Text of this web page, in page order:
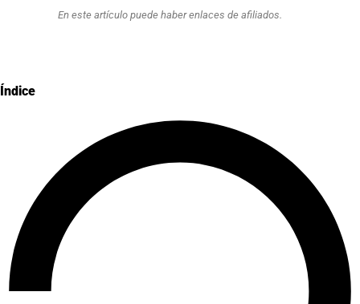
En este artículo puede haber enlaces de afiliados.
Índice